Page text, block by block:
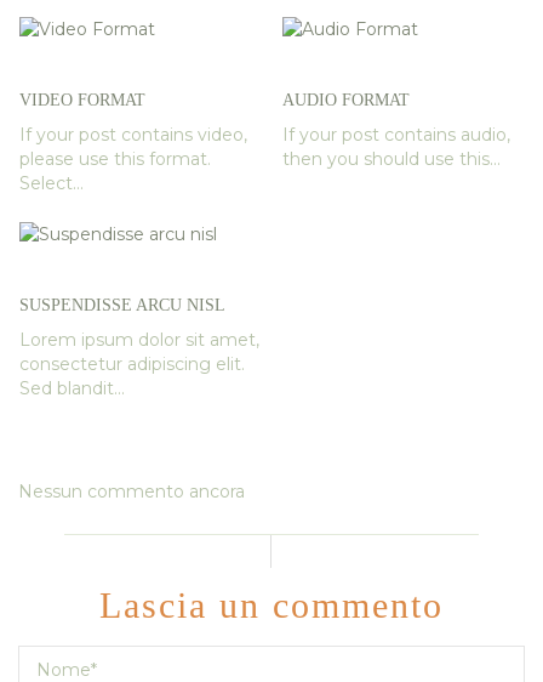
VIDEO FORMAT
If your post contains video,
please use this format.
Select...
AUDIO FORMAT
If your post contains audio,
then you should use this...
SUSPENDISSE ARCU NISL
Lorem ipsum dolor sit amet,
consectetur adipiscing elit.
Sed blandit...
Nessun commento ancora
Lascia un commento